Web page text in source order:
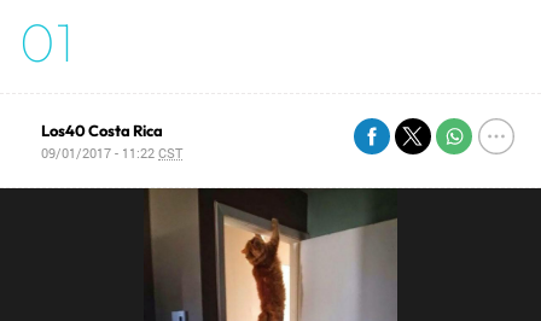
01
Los40 Costa Rica
09/01/2017 - 11:22 CST